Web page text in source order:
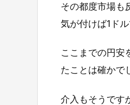
その都度市場も
気が付けば1ドル
ここまでの円安
たことは確かで
介入もそうです